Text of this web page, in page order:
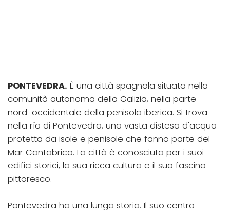
PONTEVEDRA. È una città spagnola situata nella
comunità autonoma della Galizia, nella parte
nord-occidentale della penisola iberica. Si trova
nella ría di Pontevedra, una vasta distesa d'acqua
protetta da isole e penisole che fanno parte del
Mar Cantabrico. La città è conosciuta per i suoi
edifici storici, la sua ricca cultura e il suo fascino
pittoresco.
Pontevedra ha una lunga storia. Il suo centro